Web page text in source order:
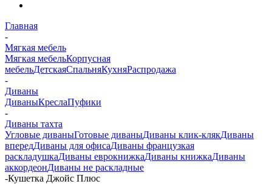
Главная
-
Мягкая мебель
Мягкая мебельКорпусная
мебельДетскаяСпальняКухняРаспродажа
-
Диваны
ДиваныКреслаПуфики
-
Диваны тахта
Угловые диваныГотовые диваныДиваны клик-клякДиваны
впередДиваны для офисаДиваны французкая
раскладушкаДиваны еврокнижкаДиваны книжкаДиваны
аккордеонДиваны не раскладные
-Кушетка Джойс Плюс